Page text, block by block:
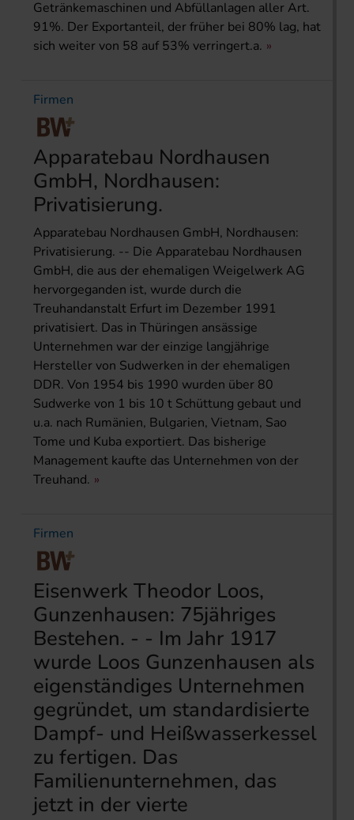
Getränkemaschinen und Abfüllanlagen aller Art.
91%. Der Exportanteil, der früher bei 80% lag, hat
sich weiter von 58 auf 53% verringert.a.
Firmen
Apparatebau Nordhausen
GmbH, Nordhausen:
Privatisierung.
Apparatebau Nordhausen GmbH, Nordhausen:
Privatisierung. -- Die Apparatebau Nordhausen
GmbH, die aus der ehemaligen Weigelwerk AG
hervorgeganden ist, wurde durch die
Treuhandanstalt Erfurt im Dezember 1991
privatisiert. Das in Thüringen ansässige
Unternehmen war der einzige langjährige
Hersteller von Sudwerken in der ehemaligen
DDR. Von 1954 bis 1990 wurden über 80
Sudwerke von 1 bis 10 t Schüttung gebaut und
u.a. nach Rumänien, Bulgarien, Vietnam, Sao
Tome und Kuba exportiert. Das bisherige
Management kaufte das Unternehmen von der
Treuhand.
Firmen
Eisenwerk Theodor Loos,
Gunzenhausen: 75jähriges
Bestehen. - - Im Jahr 1917
wurde Loos Gunzenhausen als
eigenständiges Unternehmen
gegründet, um standardisierte
Dampf- und Heißwasserkessel
zu fertigen. Das
Familienunternehmen, das
jetzt in der vierte